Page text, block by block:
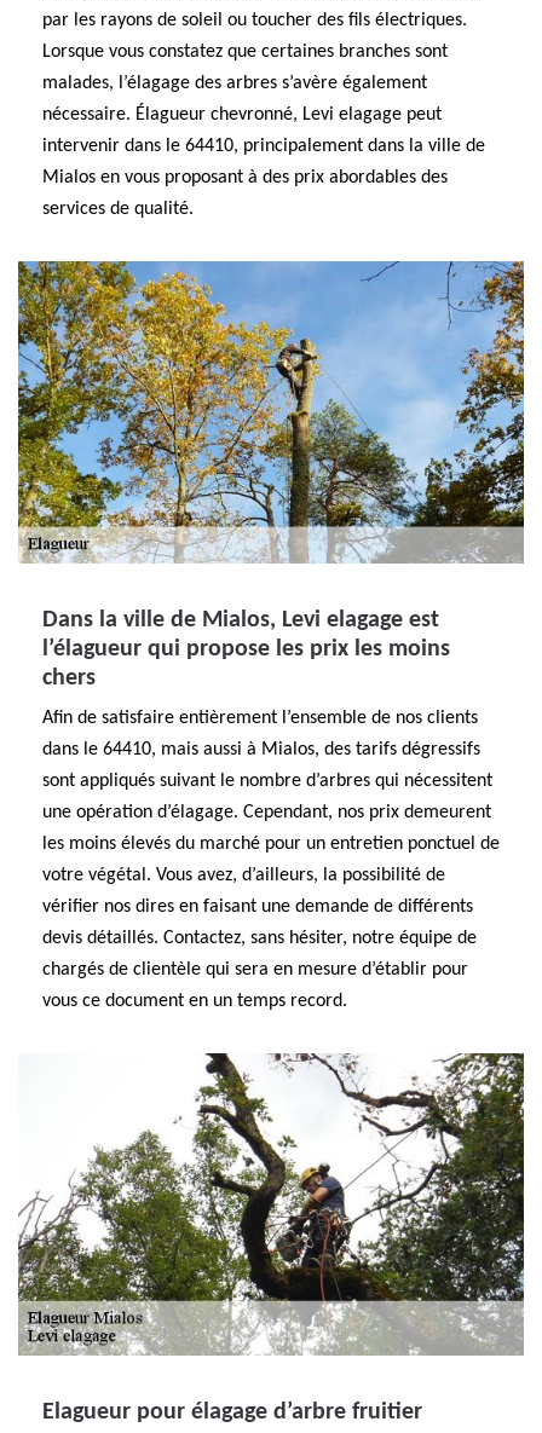
par les rayons de soleil ou toucher des fils électriques.
Lorsque vous constatez que certaines branches sont
malades, l’élagage des arbres s’avère également
nécessaire. Élagueur chevronné, Levi elagage peut
intervenir dans le 64410, principalement dans la ville de
Mialos en vous proposant à des prix abordables des
services de qualité.
Dans la ville de Mialos, Levi elagage est
l’élagueur qui propose les prix les moins
chers
Afin de satisfaire entièrement l’ensemble de nos clients
dans le 64410, mais aussi à Mialos, des tarifs dégressifs
sont appliqués suivant le nombre d’arbres qui nécessitent
une opération d’élagage. Cependant, nos prix demeurent
les moins élevés du marché pour un entretien ponctuel de
votre végétal. Vous avez, d’ailleurs, la possibilité de
vérifier nos dires en faisant une demande de différents
devis détaillés. Contactez, sans hésiter, notre équipe de
chargés de clientèle qui sera en mesure d’établir pour
vous ce document en un temps record.
Elagueur pour élagage d’arbre fruitier